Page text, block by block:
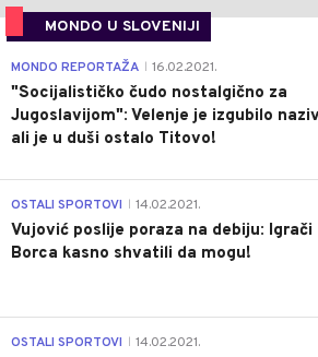
MONDO U SLOVENIJI
MONDO REPORTAŽA 16.02.2021.
"Socijalističko čudo nostalgično za
Jugoslavijom": Velenje je izgubilo
ali je u duši ostalo Titovo!
OSTALI SPORTOVI 14.02.2021.
Vujović poslije poraza na debiju: Igrači
Borca kasno shvatili da mogu!
OSTALI SPORTOVI 14.02.2021.